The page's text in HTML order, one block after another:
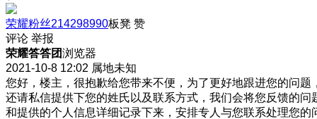
荣耀粉丝214298990板凳 赞
评论 举报
荣耀答答团浏览器
2021-10-8 12:02 属地未知
您好，楼主，很抱歉给您带来不便，为了更好地跟进您的问题
还请私信提供下您的姓氏以及联系方式，我们会将您反馈的问
和提供的个人信息详细记录下来，安排专人与您联系处理您的